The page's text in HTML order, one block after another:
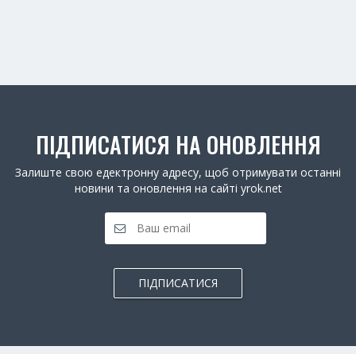
ПІДПИСАТИСЯ НА ОНОВЛЕННЯ
Залиште свою едектронну адресу, щоб отримувати останні
новини та оновлення на сайті yrok.net
ПІДПИСАТИСЯ